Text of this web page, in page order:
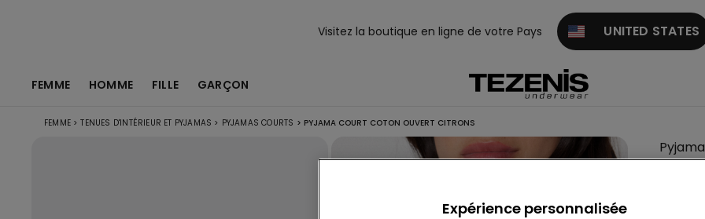
Visitez la boutique en ligne de votre Pays UNITED STATES
FEMME HOMME FILLE GARÇON
FEMME > TENUES D'INTÉRIEUR ET PYJAMAS > PYJAMAS COURTS > PYJAMA COURT COTON OUVERT CITRONS
Expérience personnalisée